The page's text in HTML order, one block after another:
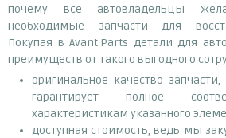
почему все автовладельцы
необходимые запчасти для
Покупая в Avant.Parts детали для
преимуществ от такого выгодного
оригинальное качество
гарантирует полное
характеристикам указанного
доступная стоимость, ведь мы